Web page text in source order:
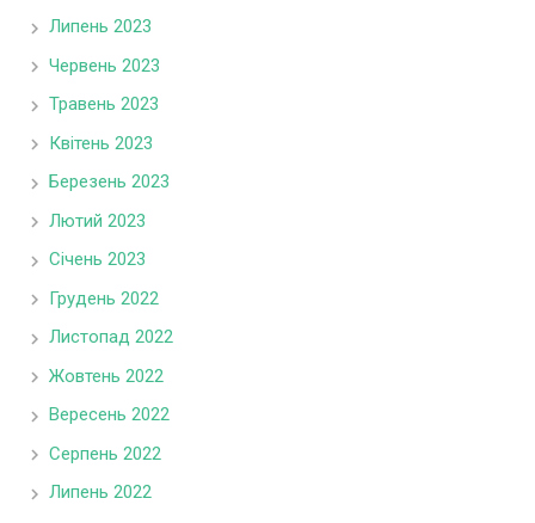
Липень 2023
Червень 2023
Травень 2023
Квітень 2023
Березень 2023
Лютий 2023
Січень 2023
Грудень 2022
Листопад 2022
Жовтень 2022
Вересень 2022
Серпень 2022
Липень 2022